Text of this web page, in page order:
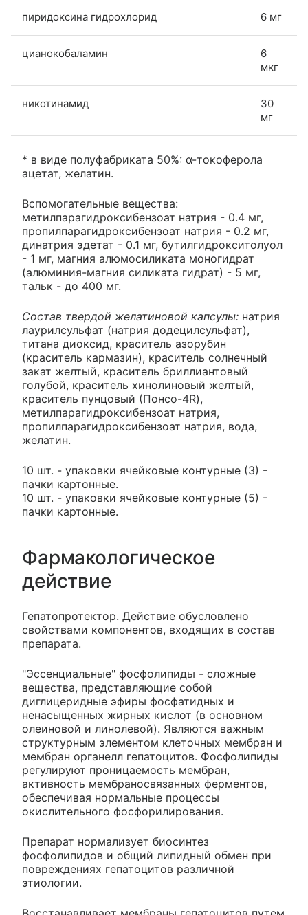
пиридоксина гидрохлорид 6 мг
цианокобаламин
6
мкг
никотинамид
30
мг
* в виде полуфабриката 50%: α-токоферола
ацетат, желатин.
Вспомогательные вещества:
метилпарагидроксибензоат натрия - 0.4 мг,
пропилпарагидроксибензоат натрия - 0.2 мг,
динатрия эдетат - 0.1 мг, бутилгидрокситолуол
- 1 мг, магния алюмосиликата моногидрат
(алюминия-магния силиката гидрат) - 5 мг,
тальк - до 400 мг.
Состав твердой желатиновой капсулы: натрия
лаурилсульфат (натрия додецилсульфат),
титана диоксид, краситель азорубин
(краситель кармазин), краситель солнечный
закат желтый, краситель бриллиантовый
голубой, краситель хинолиновый желтый,
краситель пунцовый (Понсо-4R),
метилпарагидроксибензоат натрия,
пропилпарагидроксибензоат натрия, вода,
желатин.
10 шт. - упаковки ячейковые контурные (3) -
пачки картонные.
10 шт. - упаковки ячейковые контурные (5) -
пачки картонные.
Фармакологическое
действие
Гепатопротектор. Действие обусловлено
свойствами компонентов, входящих в состав
препарата.
"Эссенциальные" фосфолипиды - сложные
вещества, представляющие собой
диглицеридные эфиры фосфатидных и
ненасыщенных жирных кислот (в основном
олеиновой и линолевой). Являются важным
структурным элементом клеточных мембран и
мембран органелл гепатоцитов. Фосфолипиды
регулируют проницаемость мембран,
активность мембраносвязанных ферментов,
обеспечивая нормальные процессы
окислительного фосфорилирования.
Препарат нормализует биосинтез
фосфолипидов и общий липидный обмен при
повреждениях гепатоцитов различной
этиологии.